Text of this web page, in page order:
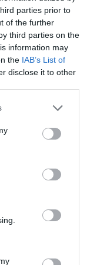
parties prior to
of the further
third parties on the
information may
the IAB’s List of
disclose it to other
νέα για